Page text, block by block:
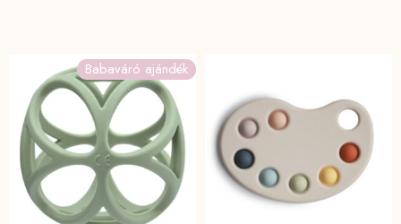
variációja
van.
A
változatok
a
termékoldalon
választhatók
ki
Babaváró ajándék